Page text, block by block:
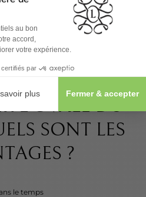
la tonicité, de l’élasticité et
un résultat anti-âge
magnifié, sans incision.
L’OVALE DU
SONT LES
?
le temps